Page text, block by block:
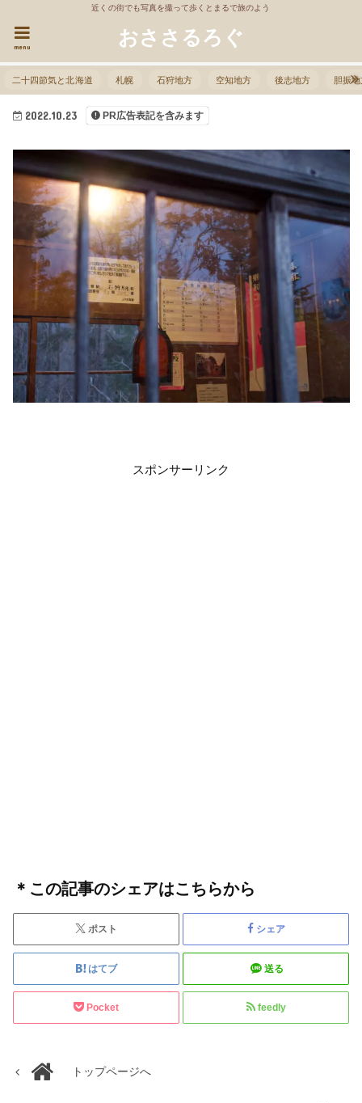
近くの街でも写真を撮って歩くとまるで旅のよう
おささるろぐ
menu
二十四節気と北海道 札幌 石狩地方 空知地方 後志地方 胆振
2022.10.23 PR広告表記を含みます
スポンサーリンク
＊この記事のシェアはこちらから
ポスト シェア
はてブ 送る
Pocket feedly
トップページへ